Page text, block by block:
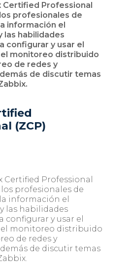
Certified Professional
profesionales de
información el
las habilidades
configurar y usar el
monitoreo distribuido
de redes y
de discutir temas
(ZCP)
Certified Professional
profesionales de
información el
las habilidades
configurar y usar el
el monitoreo distribuido
de redes y
de discutir temas